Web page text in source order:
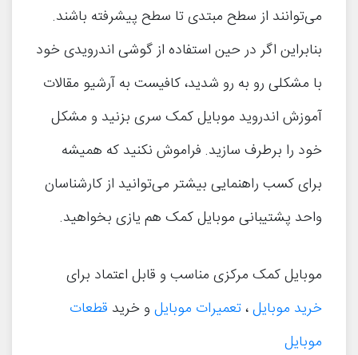
می‌توانند از سطح مبتدی تا سطح پیشرفته باشند.
بنابراین اگر در حین استفاده از گوشی اندرویدی خود
با مشکلی رو به رو شدید، کافیست به آرشیو مقالات
آموزش اندروید موبایل کمک سری بزنید و مشکل
خود را برطرف سازید. فراموش نکنید که همیشه
برای کسب راهنمایی بیشتر می‌توانید از کارشناسان
واحد پشتیبانی موبایل کمک هم یازی بخواهید.
موبایل کمک مرکزی مناسب و قابل اعتماد برای
خرید موبایل،تعمیرات موبایل و خرید قطعات
موبایل